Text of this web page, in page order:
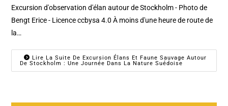
Excursion d'observation d'élan autour de Stockholm - Photo de
Bengt Erice - Licence ccbysa 4.0 À moins d'une heure de route de
la…
Lire La Suite De Excursion Élans Et Faune Sauvage Autour
De Stockholm : Une Journée Dans La Nature Suédoise